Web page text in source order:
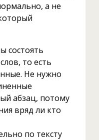
а не
состоять
то есть
Не нужно
абзац, потому
вряд ли кто
по тексту